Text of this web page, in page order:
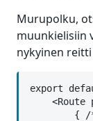
Murupolku,
muunkielisiin
nykyinen
export
<Route
{